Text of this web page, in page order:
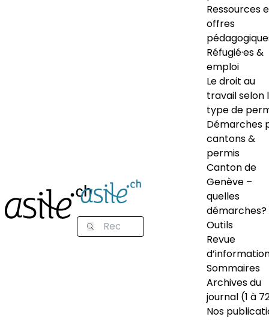
Ressources
offres
Réfugié·es &
emploi
Le droit au
travail selon
type de
Démarches
cantons &
permis
Canton de
Genève –
quelles
démarches?
Outils
Revue
Sommaires
Archives du
journal (1 à
Nos